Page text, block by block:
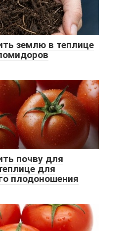
землю в теплице
почву для
для
плодоношения